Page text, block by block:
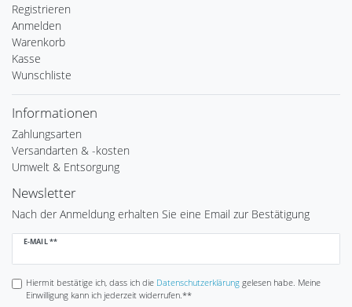
Registrieren
Anmelden
Warenkorb
Kasse
Wunschliste
Informationen
Zahlungsarten
Versandarten & -kosten
Umwelt & Entsorgung
Newsletter
Nach der Anmeldung erhalten Sie eine Email zur Bestätigung
E-MAIL **
Newsletter
Hiermit bestätige ich, dass ich die Daten­schutz­erklärunggelesen habe. Meine
Einwilligung kann ich jederzeit widerrufen.**